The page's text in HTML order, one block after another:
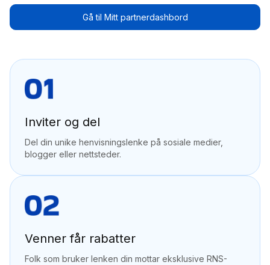
Gå til Mitt partnerdashbord
Inviter og del
Del din unike henvisningslenke på sosiale medier,
blogger eller nettsteder.
Venner får rabatter
Folk som bruker lenken din mottar eksklusive RNS-